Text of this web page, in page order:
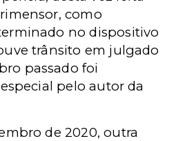
como
no dispositivo
trânsito em julgado
passado foi
pelo autor da
de 2020, outra